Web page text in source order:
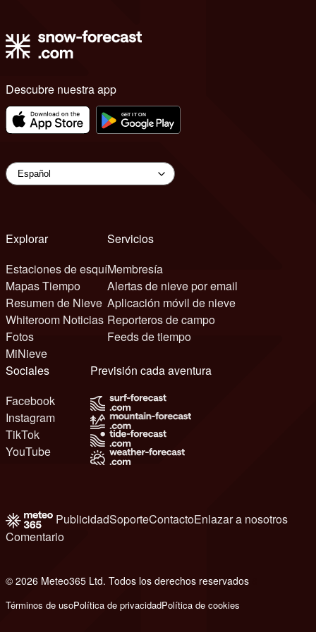
Descubre nuestra app
Explorar
Estaciones de esquí
Mapas Tiempo
Resumen de Nieve
Whiteroom Noticias
Fotos
MiNieve
Servicios
Membresía
Alertas de nieve por email
Aplicación móvil de nieve
Reporteros de campo
Feeds de tiempo
Sociales
Facebook
Instagram
TikTok
YouTube
Previsión cada aventura
PublicidadSoporteContactoEnlazar a nosotros
Comentario
© 2026 Meteo365 Ltd. Todos los derechos reservados
Términos de usoPolítica de privacidadPolítica de cookies